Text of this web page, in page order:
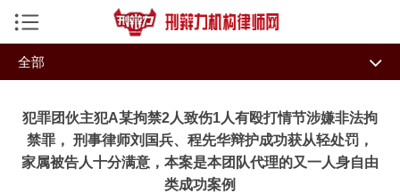
全部
团队荣誉 律师视频
媒体报道 讲坛视频
犯罪团伙主犯A某拘禁2人致伤1人有殴打情节涉嫌非法拘
禁罪， 刑事律师刘国兵、程先华辩护成功获从轻处罚，
家属被告人十分满意，本案是本团队代理的又一人身自由
类成功案例
返回首页
刑事资讯
私募危机处理研究中心